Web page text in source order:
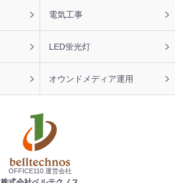
電気工事
LED蛍光灯
オウンドメディア運用
OFFICE110 運営会社